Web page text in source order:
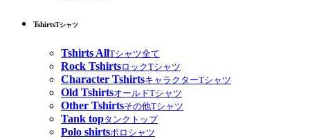
TshirtsTシャツ
Tshirts AllTシャツ全て
Rock TshirtsロックTシャツ
Character TshirtsキャラクターTシャツ
Old TshirtsオールドTシャツ
Other Tshirtsその他Tシャツ
Tank topタンクトップ
Polo shirtsポロシャツ